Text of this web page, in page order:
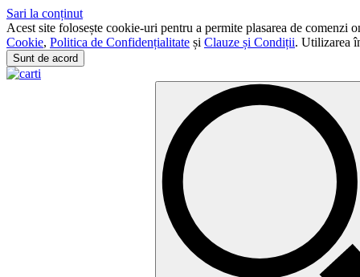
Sari la conținut
Acest site folosește cookie-uri pentru a permite plasarea de
Cookie, Politica de Confidențialitate și Clauze și Condiții. Utilizarea
Sunt de acord